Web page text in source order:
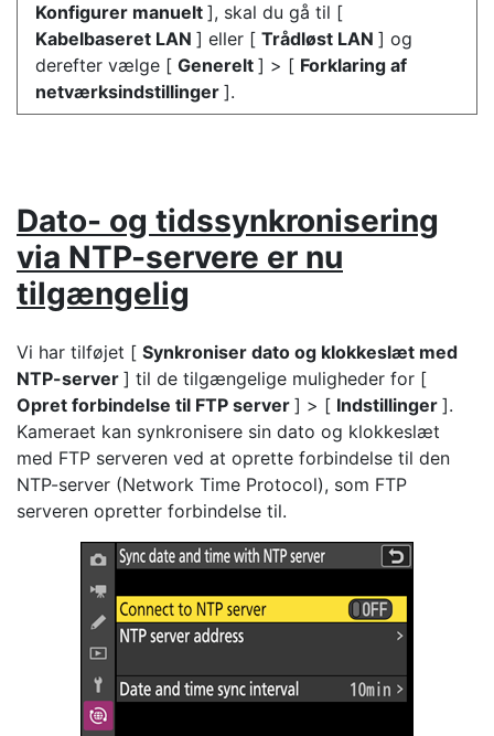
Konfigurer manuelt ], skal du gå til [
Kabelbaseret LAN ] eller [ Trådløst LAN ] og
derefter vælge [ Generelt ] > [ Forklaring af
netværksindstillinger ].
Dato- og tidssynkronisering
via NTP-servere er nu
tilgængelig
Vi har tilføjet [ Synkroniser dato og klokkeslæt med
NTP-server ] til de tilgængelige muligheder for [
Opret forbindelse til FTP server ] > [ Indstillinger ].
Kameraet kan synkronisere sin dato og klokkeslæt
med FTP serveren ved at oprette forbindelse til den
NTP-server (Network Time Protocol), som FTP
serveren opretter forbindelse til.